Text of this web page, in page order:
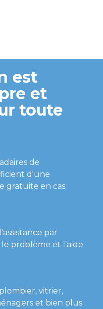
est
et
toute
de
d'une
gratuite en cas
par
problème et l'aide
vitrier,
et bien plus